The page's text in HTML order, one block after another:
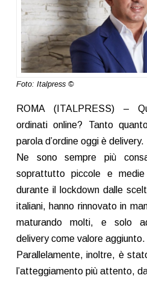
Foto: Italpress ©
ROMA (ITALPRESS) –
ordinati online? Tanto
parola d’ordine oggi è delivery.
Ne sono sempre più
soprattutto piccole e
durante il lockdown dalle
italiani, hanno rinnovato in
maturando molti, e solo
delivery come valore aggiunto.
Parallelamente, inoltre, è
l’atteggiamento più attento,